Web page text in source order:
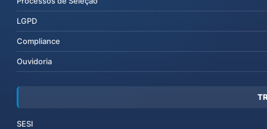
LGPD
Compliance
Ouvidoria
SESI